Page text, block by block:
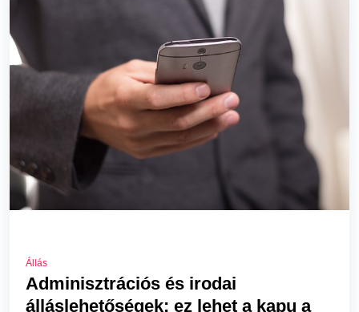
Állás
Adminisztrációs és irodai
álláslehetőségek: ez lehet a kapu a